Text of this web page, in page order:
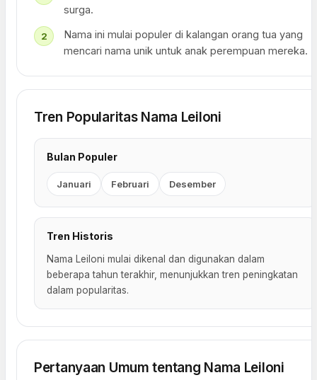
surga.
Nama ini mulai populer di kalangan orang tua yang
mencari nama unik untuk anak perempuan mereka.
Tren Popularitas Nama Leiloni
Bulan Populer
Januari Februari Desember
Tren Historis
Nama Leiloni mulai dikenal dan digunakan dalam
beberapa tahun terakhir, menunjukkan tren peningkatan
dalam popularitas.
Pertanyaan Umum tentang Nama Leiloni